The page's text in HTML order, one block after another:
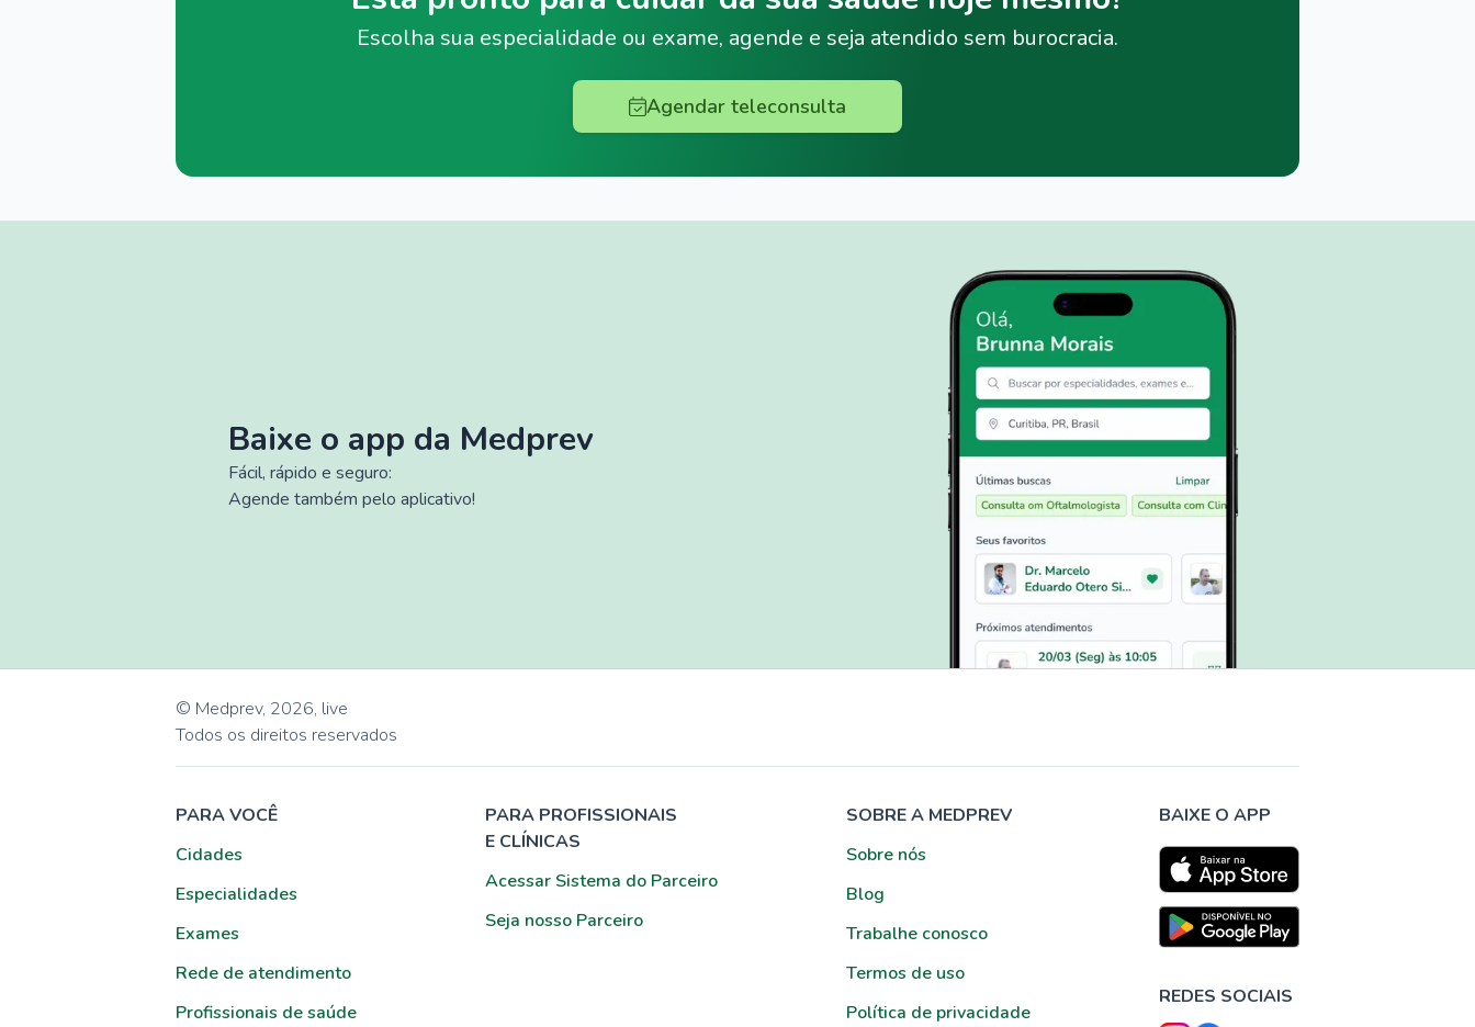
Escolha sua especialidade ou exame, agende e seja atendido sem burocracia.
Agendar teleconsulta
Baixe o app da Medprev
Fácil, rápido e seguro:
Agende também pelo aplicativo!
© Medprev, 2026, live
Todos os direitos reservados
PARA VOCÊ
Cidades
Especialidades
Exames
Rede de atendimento
Profissionais de saúde
PARA PROFISSIONAIS
E CLÍNICAS
Acessar Sistema do Parceiro
Seja nosso Parceiro
SOBRE A MEDPREV
Sobre nós
Blog
Trabalhe conosco
Termos de uso
Política de privacidade
BAIXE O APP
REDES SOCIAIS